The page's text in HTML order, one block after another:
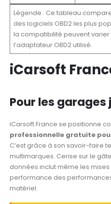
Légende : Ce tableau
des logiciels OBD2 les plus
la compatibilité peuvent
l’adaptateur OBD2 utilisé.
iCarsoft
Pour les
iCarsoft France se positionne
professionnelle gratuite
C’est grâce à son savoir-faire
multimarques. Cerise sur le
données inclut même les
performance des
matériel.